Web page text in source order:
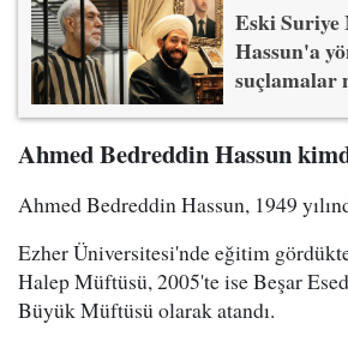
Eski
Hassun'a
suçlamalar
Ahmed Bedreddin Hassun
Ahmed Bedreddin Hassun, 1949
Ezher Üniversitesi'nde eğitim
Halep Müftüsü, 2005'te ise Beşar
Büyük Müftüsü olarak atandı.